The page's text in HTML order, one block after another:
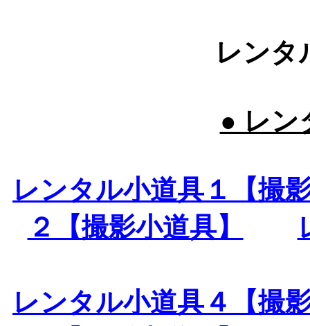
レンタ
● レン
レンタル小道具１【撮
２【撮影小道具】
レンタル小道具４【撮